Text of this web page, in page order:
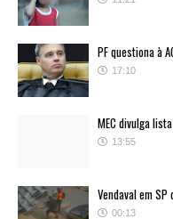
PF questiona à
17:10
MEC divulga
13:55
Vendaval em
00:13